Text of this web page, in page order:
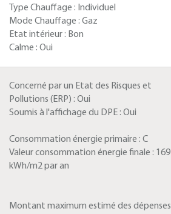
Type Chauffage : Individuel
Mode Chauffage : Gaz
Etat intérieur : Bon
Calme : Oui
Concerné par un Etat des Risques et
Pollutions (ERP) : Oui
Soumis à l'affichage du DPE : Oui
Consommation énergie primaire : C
Valeur consommation énergie finale : 169
kWh/m2 par an
Montant maximum estimé des dépenses